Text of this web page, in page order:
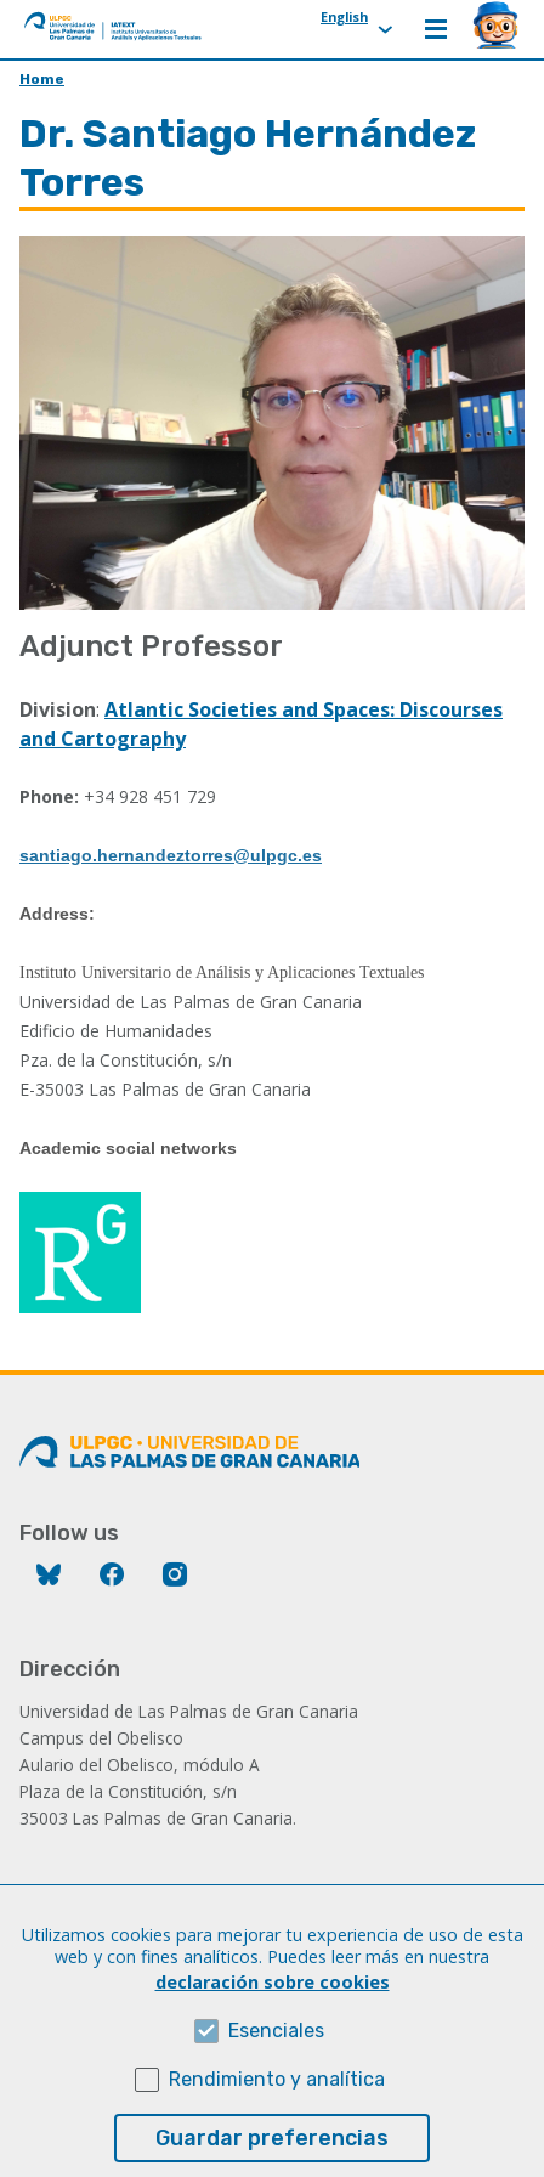
ULPGC
Ir
inicio
de
IATEXT
English
Home
Dr. Santiago Hernández
Torres
Adjunct Professor
Division: Atlantic Societies and Spaces: Discourses
and Cartography
Phone: +34 928 451 729
santiago.hernandeztorres@ulpgc.es
Address:
Instituto Universitario de Análisis y Aplicaciones Textuales
Universidad de Las Palmas de Gran Canaria
Edificio de Humanidades
Pza. de la Constitución, s/n
E-35003 Las Palmas de Gran Canaria
Academic social networks
Follow us
Bluesky Facebook
Dirección
Universidad de Las Palmas de Gran Canaria
Campus del Obelisco
Aulario del Obelisco, módulo A
Plaza de la Constitución, s/n
35003 Las Palmas de Gran Canaria.
Tfno.: +34 928 452 771 / 452 787
Fax: +34 928 451 701
Sobre esta web
Utilizamos cookies para mejorar tu experiencia de uso de esta
web y con fines analíticos. Puedes leer más en nuestra
declaración sobre cookies
Esenciales
Rendimiento y analítica
Guardar preferencias